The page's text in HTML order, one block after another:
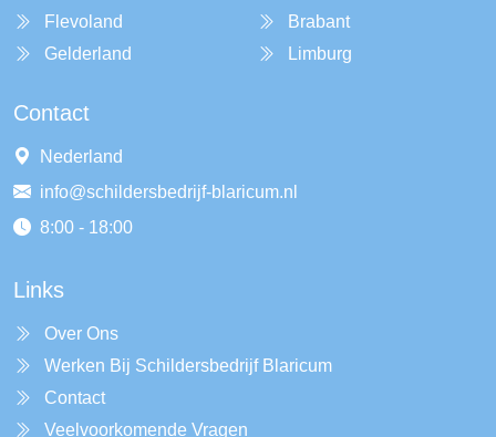
Flevoland
Gelderland
Brabant
Limburg
Contact
Nederland
info@schildersbedrijf-blaricum.nl
8:00 - 18:00
Links
Over Ons
Werken Bij Schildersbedrijf Blaricum
Contact
Veelvoorkomende Vragen